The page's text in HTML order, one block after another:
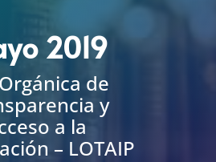
2019
de
y
a la
– LOTAIP